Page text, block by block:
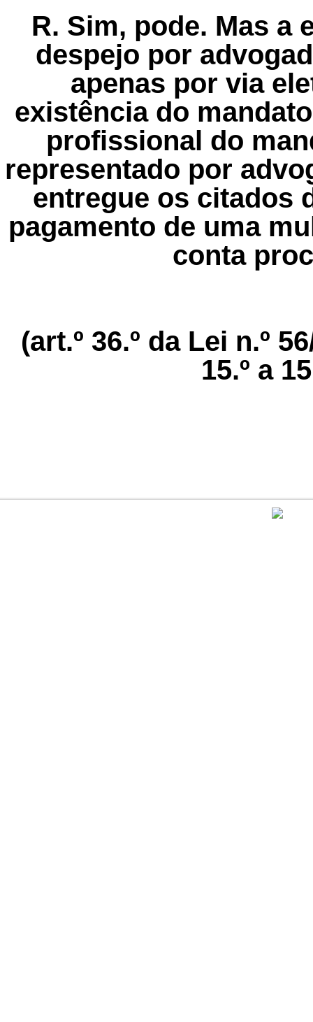
R. Sim, pode. Mas a
despejo por
apenas por via
existência do
profissional do
representado por
entregue os citados
pagamento de uma
conta
(art.º 36.º da Lei n.º
15.º a